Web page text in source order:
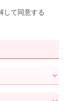
して同意する